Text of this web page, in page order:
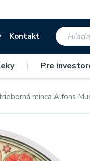
Kontakt
| Pre
minca Alfons